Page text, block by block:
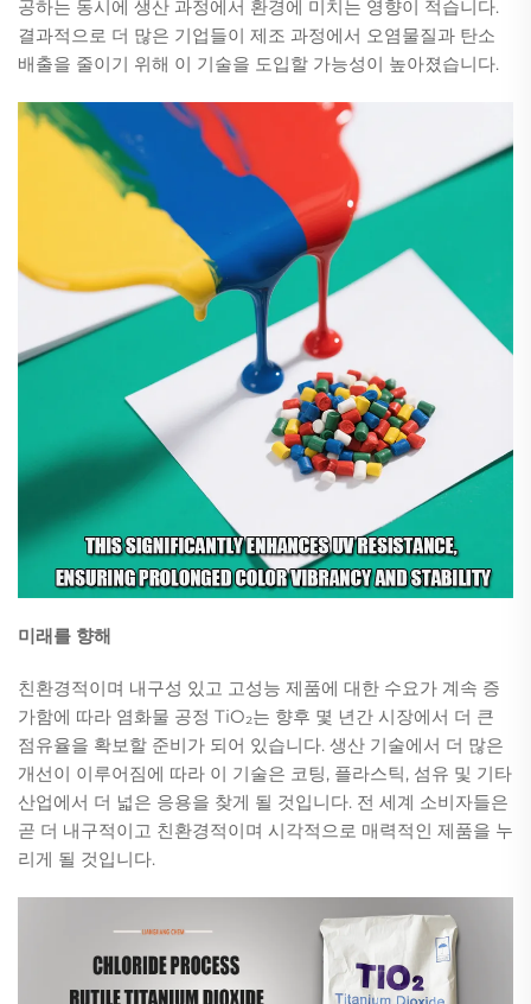
공하는 동시에 생산 과정에서 환경에 미치는 영향이 적습니다.
결과적으로 더 많은 기업들이 제조 과정에서 오염물질과 탄소
배출을 줄이기 위해 이 기술을 도입할 가능성이 높아졌습니다.
미래를 향해
친환경적이며 내구성 있고 고성능 제품에 대한 수요가 계속 증
가함에 따라 염화물 공정 TiO₂는 향후 몇 년간 시장에서 더 큰
점유율을 확보할 준비가 되어 있습니다. 생산 기술에서 더 많은
개선이 이루어짐에 따라 이 기술은 코팅, 플라스틱, 섬유 및 기타
산업에서 더 넓은 응용을 찾게 될 것입니다. 전 세계 소비자들은
곧 더 내구적이고 친환경적이며 시각적으로 매력적인 제품을 누
리게 될 것입니다.